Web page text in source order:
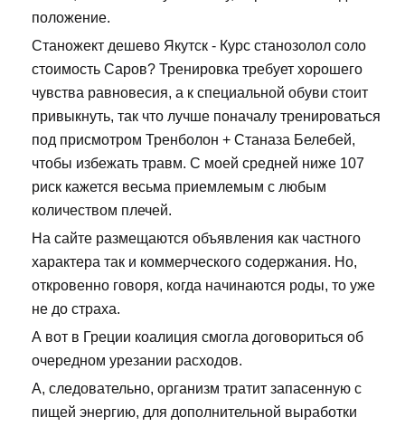
положение.
Станожект дешево Якутск - Курс станозолол соло
стоимость Саров? Тренировка требует хорошего
чувства равновесия, а к специальной обуви стоит
привыкнуть, так что лучше поначалу тренироваться
под присмотром Тренболон + Станаза Белебей,
чтобы избежать травм. С моей средней ниже 107
риск кажется весьма приемлемым с любым
количеством плечей.
На сайте размещаются объявления как частного
характера так и коммерческого содержания. Но,
откровенно говоря, когда начинаются роды, то уже
не до страха.
А вот в Греции коалиция смогла договориться об
очередном урезании расходов.
А, следовательно, организм тратит запасенную с
пищей энергию, для дополнительной выработки